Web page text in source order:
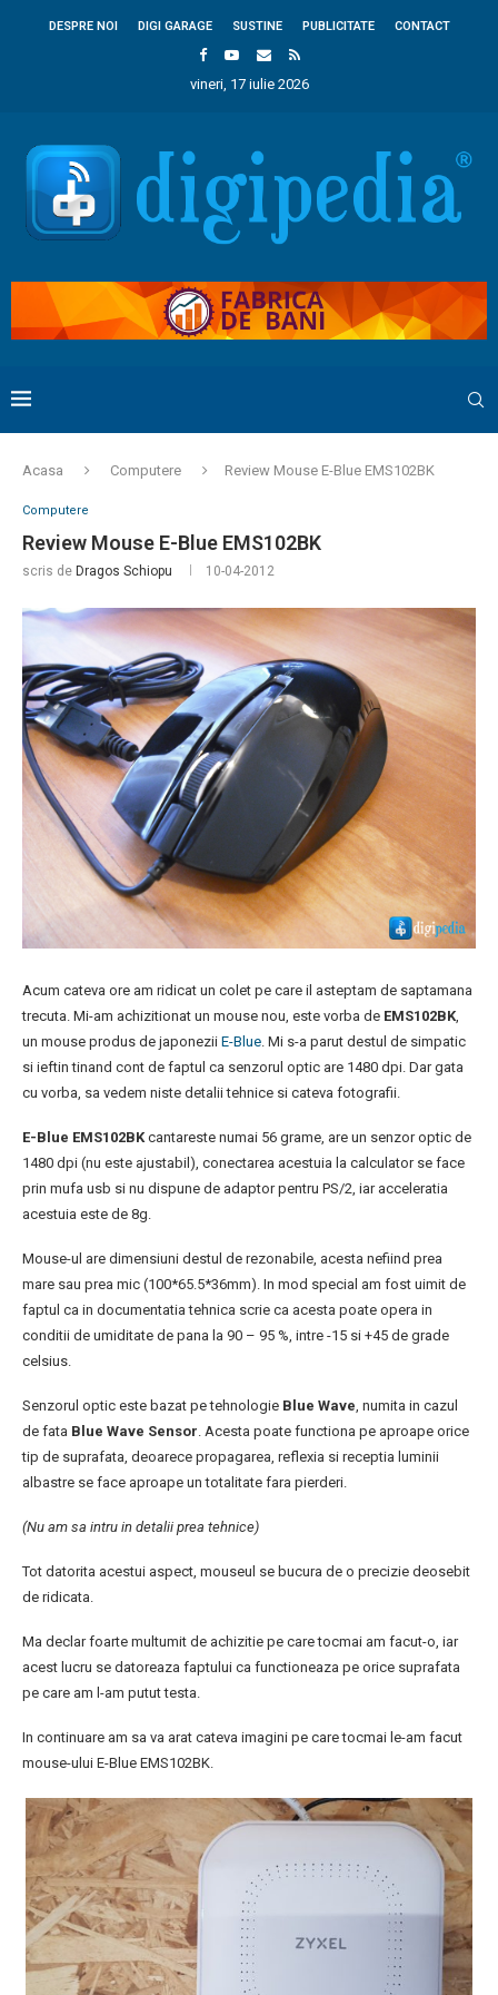
DESPRE NOI DIGI GARAGE SUSTINE PUBLICITATE CONTACT
vineri, 17 iulie 2026
Acasa Computere Review Mouse E-Blue EMS102BK
Computere
Review Mouse E-Blue EMS102BK
scris de Dragos Schiopu 10-04-2012
Acum cateva ore am ridicat un colet pe care il asteptam de saptamana
trecuta. Mi-am achizitionat un mouse nou, este vorba de EMS102BK,
un mouse produs de japonezii E-Blue. Mi s-a parut destul de simpatic
si ieftin tinand cont de faptul ca senzorul optic are 1480 dpi. Dar gata
cu vorba, sa vedem niste detalii tehnice si cateva fotografii.
E-Blue EMS102BKcantareste numai 56 grame, are un senzor optic de
1480 dpi (nu este ajustabil), conectarea acestuia la calculator se face
prin mufa usb si nu dispune de adaptor pentru PS/2, iar acceleratia
acestuia este de 8g.
Mouse-ul are dimensiuni destul de rezonabile, acesta nefiind prea
mare sau prea mic (100*65.5*36mm). In mod special am fost uimit de
faptul ca in documentatia tehnica scrie ca acesta poate opera in
conditii de umiditate de pana la 90 – 95 %, intre -15 si +45 de grade
celsius.
Senzorul optic este bazat pe tehnologie Blue Wave, numita in cazul
de fata Blue Wave Sensor. Acesta poate functiona pe aproape orice
tip de suprafata, deoarece propagarea, reflexia si receptia luminii
albastre se face aproape un totalitate fara pierderi.
(Nu am sa intru in detalii prea tehnice)
Tot datorita acestui aspect, mouseul se bucura de o precizie deosebit
de ridicata.
Ma declar foarte multumit de achizitie pe care tocmai am facut-o, iar
acest lucru se datoreaza faptului ca functioneaza pe orice suprafata
pe care am l-am putut testa.
In continuare am sa va arat cateva imagini pe care tocmai le-am facut
mouse-ului E-Blue EMS102BK.